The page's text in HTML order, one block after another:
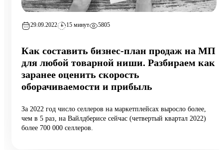
29.09.2022 15 минут 5805
Как составить бизнес-план продаж на МП
для любой товарной ниши. Разбираем как
заранее оценить скорость
оборачиваемости и прибыль
За 2022 год число селлеров на маркетплейсах выросло более,
чем в 5 раз, на Вайлдберисе сейчас (четвертый квартал 2022)
более 700 000 селлеров.